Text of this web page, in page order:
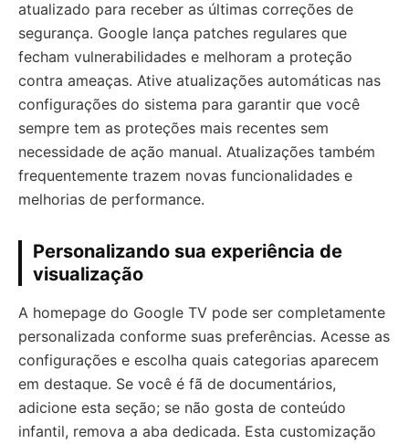
atualizado para receber as últimas correções de
segurança. Google lança patches regulares que
fecham vulnerabilidades e melhoram a proteção
contra ameaças. Ative atualizações automáticas nas
configurações do sistema para garantir que você
sempre tem as proteções mais recentes sem
necessidade de ação manual. Atualizações também
frequentemente trazem novas funcionalidades e
melhorias de performance.
Personalizando sua experiência de
visualização
A homepage do Google TV pode ser completamente
personalizada conforme suas preferências. Acesse as
configurações e escolha quais categorias aparecem
em destaque. Se você é fã de documentários,
adicione esta seção; se não gosta de conteúdo
infantil, remova a aba dedicada. Esta customização